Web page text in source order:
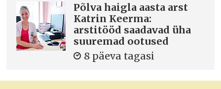
Põlva haigla aasta arst
Katrin Keerma:
arstitööd saadavad üha
suuremad ootused
8 päeva tagasi